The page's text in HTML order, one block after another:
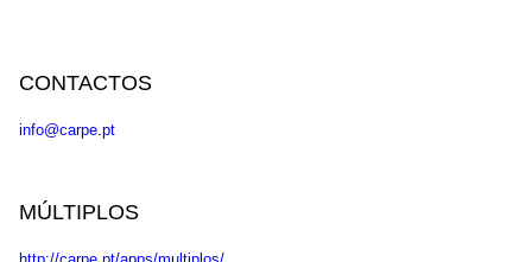
CONTACTOS
info@carpe.pt
MÚLTIPLOS